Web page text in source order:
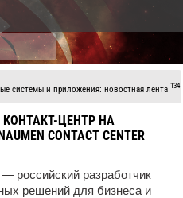
системы и приложения: новостная лента 134
КОНТАКТ-ЦЕНТР НА
CONTACT CENTER
российский разработчик
решений для бизнеса и